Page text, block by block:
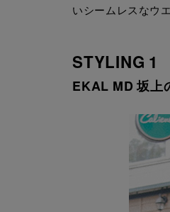
いシームレスなウ
STYLING 1
EKAL MD 坂上